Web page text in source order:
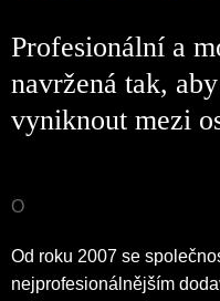
Profesionální a
navržená tak,
vyniknout mezi
O
Od roku 2007 se
nejprofesionálnějším